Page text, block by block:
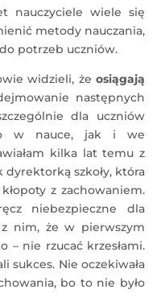
nauczyciele wiele się
metody nauczania,
potrzeb uczniów.
widzieli, że osiągają
następnych
dla uczniów
w nauce, jak i we
kilka lat temu z
dyrektorką szkoły, która
z zachowaniem.
niebezpieczne dla
nim, że w pierwszym
– nie rzucać krzesłami.
sukces. Nie oczekiwała
bo to nie było